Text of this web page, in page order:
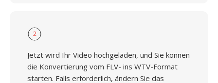
2
Jetzt wird Ihr Video hochgeladen, und Sie können
die Konvertierung vom FLV- ins WTV-Format
starten. Falls erforderlich, ändern Sie das